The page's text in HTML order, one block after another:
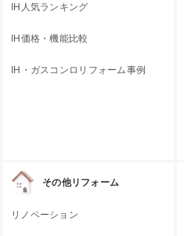
IH人気ランキング
IH価格・機能比較
IH・ガスコンロリフォーム事例
その他リフォーム
リノベーション